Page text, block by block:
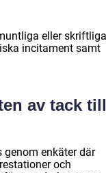
eller skriftliga
incitament samt
av tack till
enkäter där
och